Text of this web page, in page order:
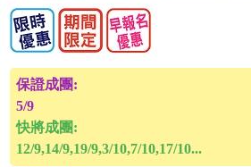
保證成團:
5/9
快將成團:
12/9,14/9,19/9,3/10,7/10,17/10...